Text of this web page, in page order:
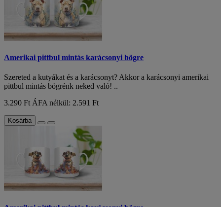
Amerikai pittbul mintás karácsonyi bögre
Szereted a kutyákat és a karácsonyt? Akkor a karácsonyi amerikai
pittbul mintás bögrénk neked való! ..
3.290 Ft ÁFA nélkül: 2.591 Ft
Kosárba